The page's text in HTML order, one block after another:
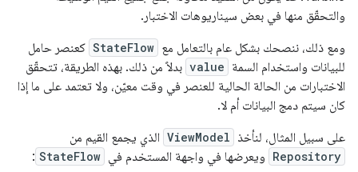
والتحقّق منها في بعض سيناريوهات الاختبار.
ومع ذلك، ننصحك بشكل عام بالتعامل مع StateFlow كعنصر حامل
للبيانات واستخدام السمة value بدلاً من ذلك. بهذه الطريقة، تتحقّق
الاختبارات من الحالة الحالية للعنصر في وقت معيّن، ولا تعتمد على ما إذا
كان سيتم دمج البيانات أم لا.
على سبيل المثال، لنأخذ ViewModel الذي يجمع القيم من
Repository ويعرضها في واجهة المستخدم في StateFlow
: